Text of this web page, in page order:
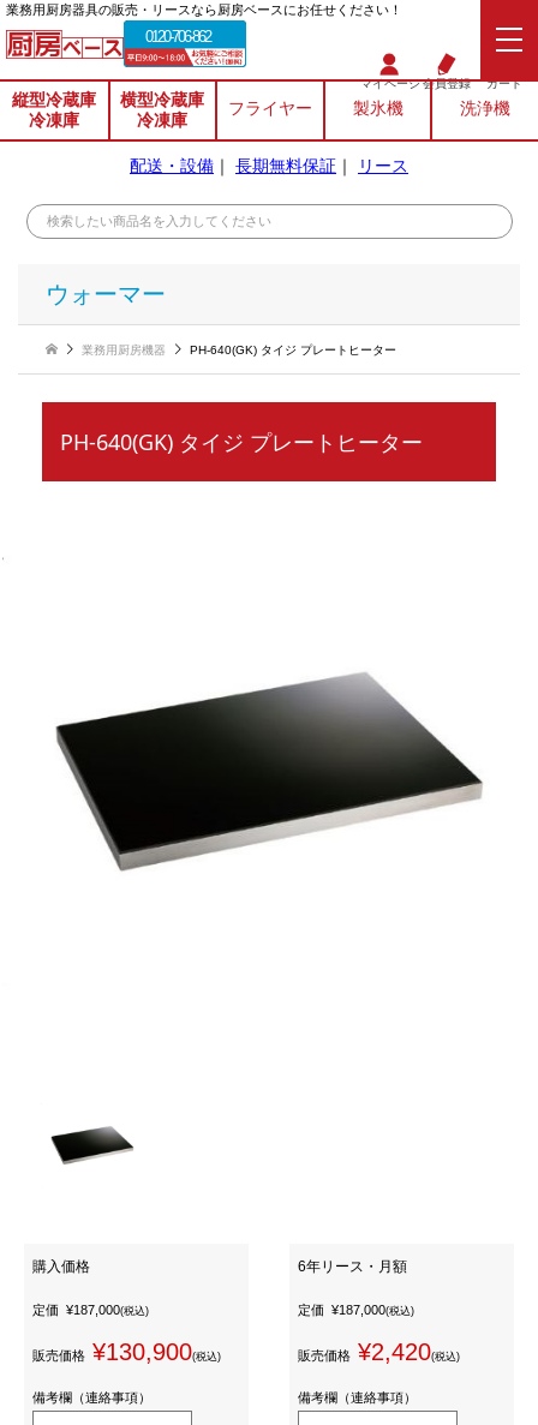
業務⽤厨房器具の販売・リースなら厨房ベースにお任せください！
0120-706-862
マイページ会員登録 カート
縦型冷蔵庫
冷凍庫
横型冷蔵庫
冷凍庫
フライヤー 製氷機 洗浄機
配送・設備 ｜ 長期無料保証 ｜ リース
ウォーマー
業務用厨房機器 PH-640(GK) タイジ プレートヒーター
PH-640(GK) タイジ プレートヒーター
購入価格
定価 ¥187,000(税込)
販売価格 ¥130,900(税込)
備考欄（連絡事項）
6年リース・月額
定価 ¥187,000(税込)
販売価格 ¥2,420(税込)
備考欄（連絡事項）